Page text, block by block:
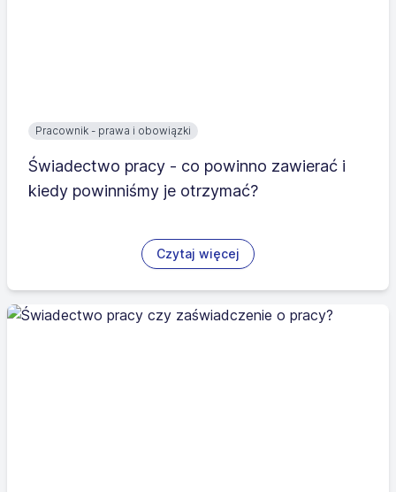
Pracownik - prawa i obowiązki
Świadectwo pracy - co powinno zawierać i
kiedy powinniśmy je otrzymać?
Czytaj więcej